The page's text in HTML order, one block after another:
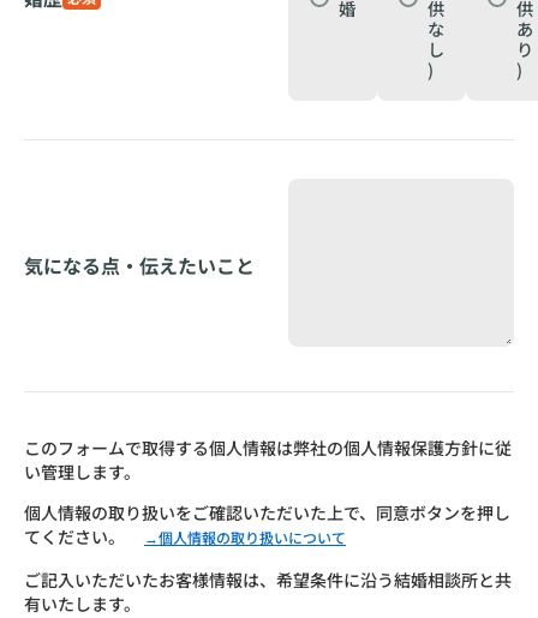
婚
供
な
し
)
供
あ
り
)
気になる点・伝えたいこと
このフォームで取得する個人情報は弊社の個人情報保護方針に従
い管理します。
個人情報の取り扱いをご確認いただいた上で、同意ボタンを押し
てください。
→個人情報の取り扱いについて
ご記入いただいたお客様情報は、希望条件に沿う結婚相談所と共
有いたします。